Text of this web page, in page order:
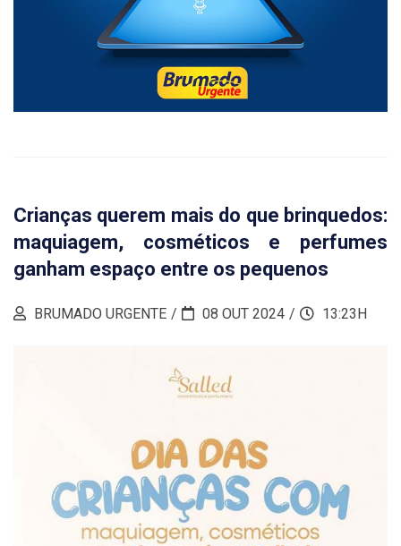
Crianças querem mais do que brinquedos:
maquiagem, cosméticos e perfumes
ganham espaço entre os pequenos
BRUMADO URGENTE 08 OUT 2024 13:23H